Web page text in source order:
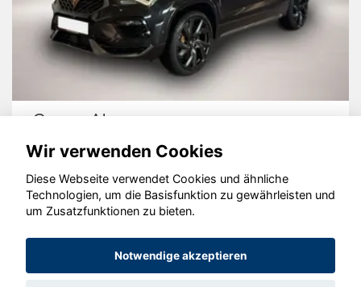
Cupra Ateca
© konjunkturmotor.de GmbH 2020 - 2026
Wir verwenden Cookies
Diese Webseite verwendet Cookies und ähnliche
Technologien, um die Basisfunktion zu gewährleisten und
um Zusatzfunktionen zu bieten.
Notwendige akzeptieren